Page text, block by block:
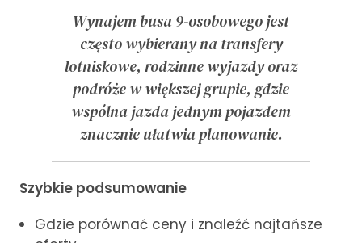
Wynajem busa 9-osobowego jest
często wybierany na transfery
lotniskowe, rodzinne wyjazdy oraz
podróże w większej grupie, gdzie
wspólna jazda jednym pojazdem
znacznie ułatwia planowanie.
Szybkie podsumowanie
Gdzie porównać ceny i znaleźć najtańsze